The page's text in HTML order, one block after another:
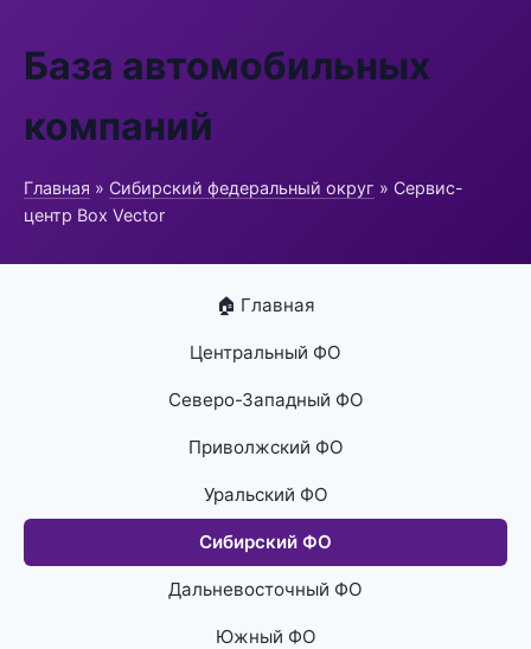
База автомобильных
компаний
Главная » Сибирский федеральный округ » Сервис-
центр Box Vector
🏠 Главная
Центральный ФО
Северо-Западный ФО
Приволжский ФО
Уральский ФО
Сибирский ФО
Дальневосточный ФО
Южный ФО